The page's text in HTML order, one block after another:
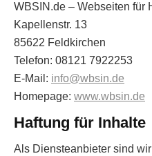
WBSIN.de – Webseiten für
Kapellenstr. 13
85622 Feldkirchen
Telefon: 08121 7922253
E-Mail: info@wbsin.de
Homepage: www.wbsin.de
Haftung für Inhalte
Als Diensteanbieter sind